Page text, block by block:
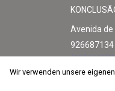
Wir verwenden unsere
Avenida de
926687134
Anruf ins
219560707
Wir verwenden unsere